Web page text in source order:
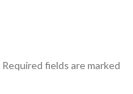
Required fields are marked